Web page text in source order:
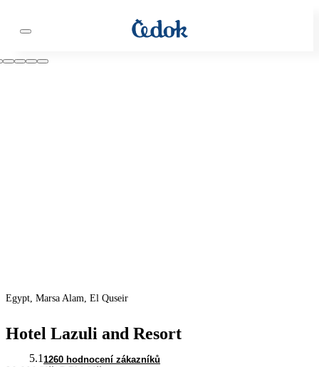
Egypt, Marsa Alam, El Quseir
Hotel Lazuli and Resort
5.1 1260 hodnocení zákazníků